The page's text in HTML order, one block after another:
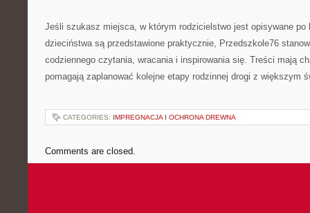
Jeśli szukasz miejsca, w którym rodzicielstwo jest opisywane
dzieciństwa są przedstawione praktycznie, Przedszkole76
codziennego czytania, wracania i inspirowania się. Treści mają
pomagają zaplanować kolejne etapy rodzinnej drogi z większym
CATEGORIES: IMPREGNACJA I OCHRONA DREWNA
Comments are closed.